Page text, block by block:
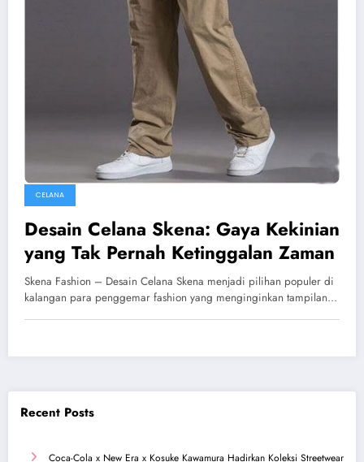
CELANA
Desain Celana Skena: Gaya Kekinian
yang Tak Pernah Ketinggalan Zaman
Skena Fashion – Desain Celana Skena menjadi pilihan populer di
kalangan para penggemar fashion yang menginginkan tampilan…
Recent Posts
Coca-Cola x New Era x Kosuke Kawamura Hadirkan Koleksi Streetwear